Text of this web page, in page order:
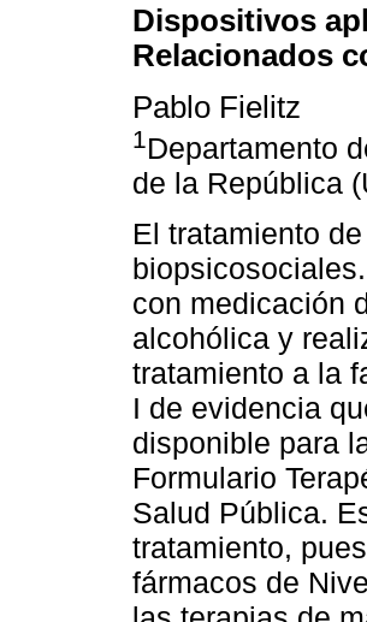
Dispositivos
Relacionados
Pablo Fielitz
1 Departamento
de la República
El tratamiento
con medicación
alcohólica y
tratamiento a la
I de evidencia
disponible para
Formulario
Salud Pública.
tratamiento,
fármacos de